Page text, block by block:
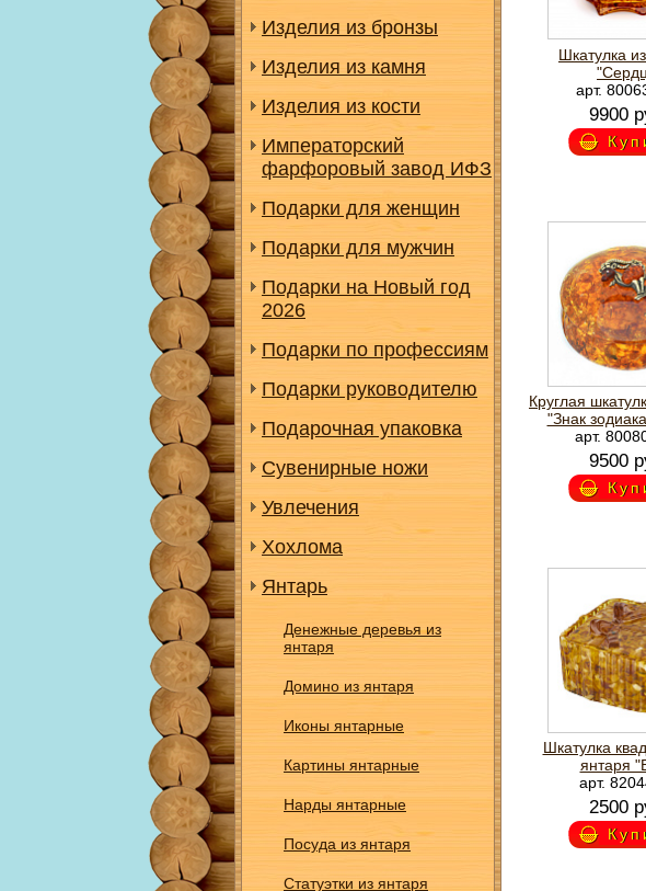
Изделия из бронзы
Изделия из камня
Изделия из кости
Императорский
фарфоровый завод ИФЗ
Подарки для женщин
Подарки для мужчин
Подарки на Новый год
2026
Подарки по профессиям
Подарки руководителю
Подарочная упаковка
Сувенирные ножи
Увлечения
Хохлома
Янтарь
Денежные деревья из
янтаря
Домино из янтаря
Иконы янтарные
Картины янтарные
Нарды янтарные
Посуда из янтаря
Статуэтки из янтаря
Шкатулка
арт.
9900
Круглая
"Знак
арт.
9500
Шкатулка
янтаря
арт.
2500